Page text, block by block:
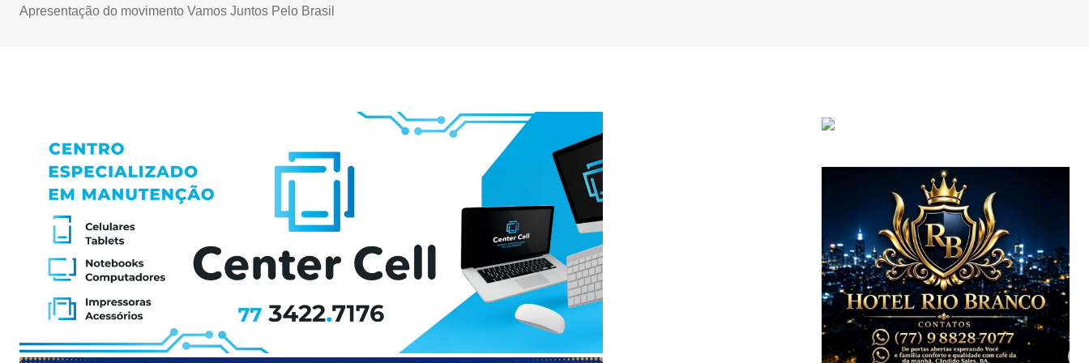
Apresentação do movimento Vamos Juntos Pelo Brasil